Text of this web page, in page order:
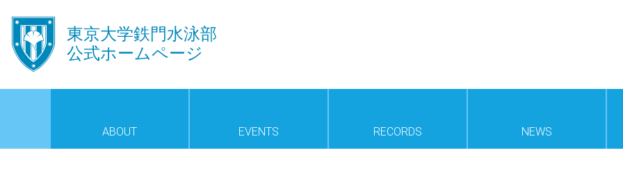
󿾱
東京大学鉄門水泳部
公式ホームページ
ABOUT EVENTS RECORDS NEWS